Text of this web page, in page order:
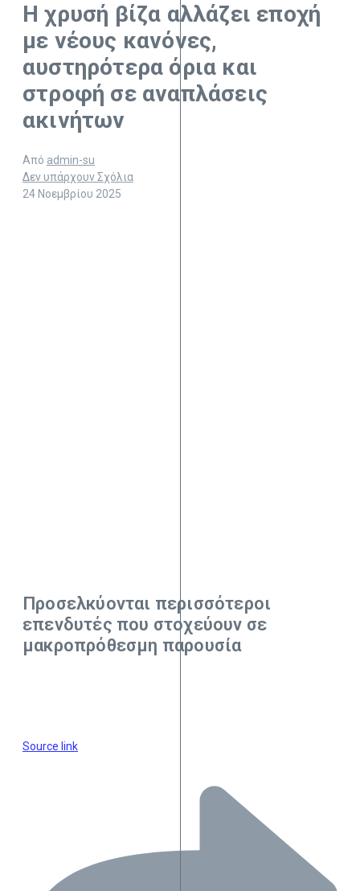
Η χρυσή βίζα αλλάζει εποχή
με νέους κανόνες,
αυστηρότερα όρια και
στροφή σε αναπλάσεις
ακινήτων
Από admin-su
Δεν υπάρχουν Σχόλια
24 Νοεμβρίου 2025
Προσελκύονται περισσότεροι
επενδυτές που στοχεύουν σε
μακροπρόθεσμη παρουσία
Source link